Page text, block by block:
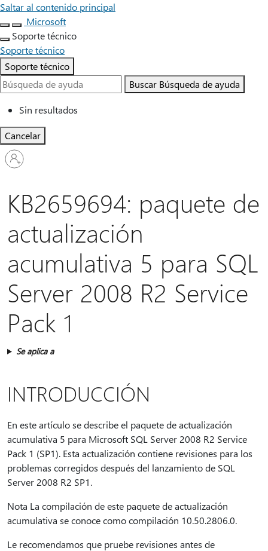
Saltar al contenido principal
Microsoft
Soporte técnico
Soporte técnico
Soporte técnico
Buscar Búsqueda de ayuda
Sin resultados
Cancelar
Iniciar
sesión
cuenta
KB2659694: paquete de
actualización
acumulativa 5 para SQL
Server 2008 R2 Service
Pack 1
Se aplica a
INTRODUCCIÓN
En este artículo se describe el paquete de actualización
acumulativa 5 para Microsoft SQL Server 2008 R2 Service
Pack 1 (SP1). Esta actualización contiene revisiones para los
problemas corregidos después del lanzamiento de SQL
Server 2008 R2 SP1.
Nota La compilación de este paquete de actualización
acumulativa se conoce como compilación 10.50.2806.0.
Le recomendamos que pruebe revisiones antes de